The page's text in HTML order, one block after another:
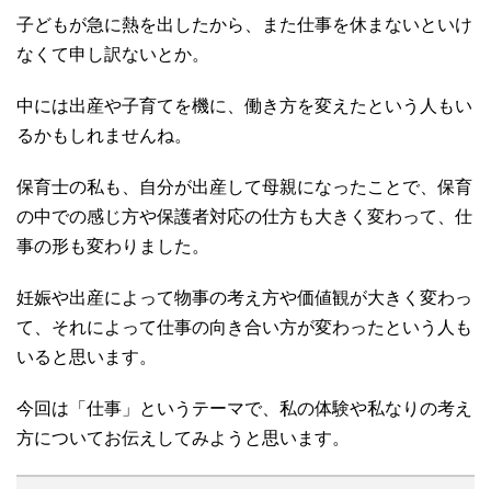
子どもが急に熱を出したから、また仕事を休まないといけ
なくて申し訳ないとか。
中には出産や子育てを機に、働き方を変えたという人もい
るかもしれませんね。
保育士の私も、自分が出産して母親になったことで、保育
の中での感じ方や保護者対応の仕方も大きく変わって、仕
事の形も変わりました。
妊娠や出産によって物事の考え方や価値観が大きく変わっ
て、それによって仕事の向き合い方が変わったという人も
いると思います。
今回は「仕事」というテーマで、私の体験や私なりの考え
方についてお伝えしてみようと思います。